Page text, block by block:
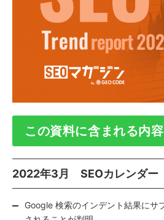
この資料に含まれる内容
2022年3月 SEOカレンダー
Google 検索のインデント結果にサ